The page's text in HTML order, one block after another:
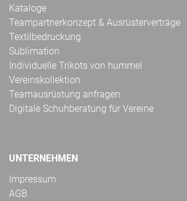
Kataloge
Teampartnerkonzept & Ausrüsterverträge
Textilbedruckung
Sublimation
Individuelle Trikots von hummel
Vereinskollektion
Teamausrüstung anfragen
Digitale Schuhberatung für Vereine
UNTERNEHMEN
Impressum
AGB